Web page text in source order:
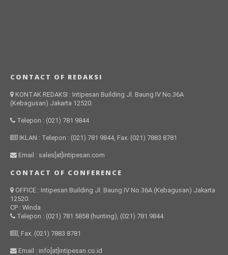
CONTACT OF REDAKSI
KONTAK REDAKSI : Intipesan Building Jl. Baung IV No.36A
(Kebagusan) Jakarta 12520.
Telepon : (021) 781 9844
IKLAN : Telepon : (021) 781 9844, Fax. (021) 7883 8781
Email : sales[at]intipesan.com
CONTACT OF CONFERENCE
OFFICE : Intipesan Building Jl. Baung IV No.36A (Kebagusan) Jakarta
12520.
CP : Winda
Telepon : (021) 781 5858 (hunting), (021) 781 9844
, Fax. (021) 7883 8781
Email : info[at]intipesan.co.id